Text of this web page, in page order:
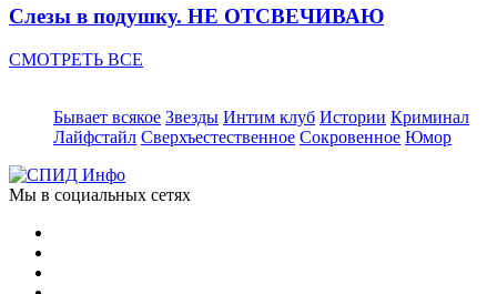
Слезы в подушку. НЕ ОТСВЕЧИВАЮ
СМОТРЕТЬ ВСЕ
Бывает всякое Звезды Интим клуб Истории Криминал
Лайфстайл Сверхъестественное Сокровенное Юмор
Мы в социальных сетях